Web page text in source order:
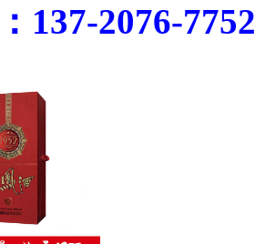
137-2076-7752